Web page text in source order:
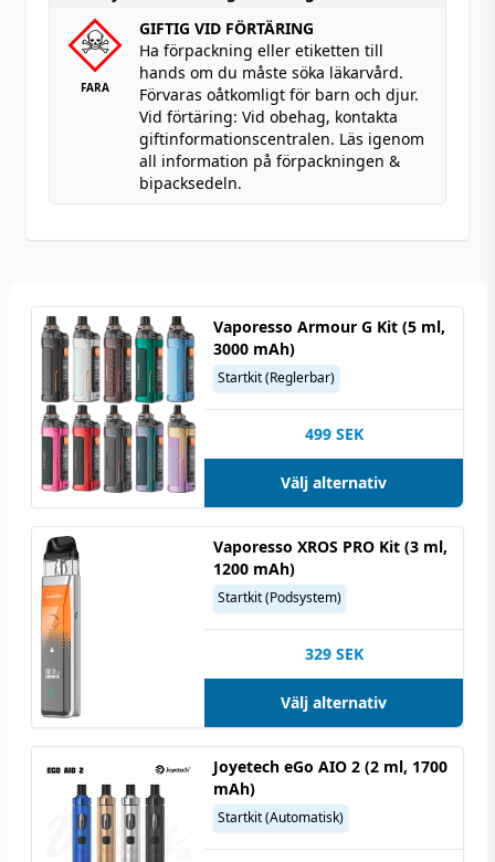
FARA
GIFTIG VID FÖRTÄRING
Ha förpackning eller etiketten till
hands om du måste söka läkarvård.
Förvaras oåtkomligt för barn och djur.
Vid förtäring: Vid obehag, kontakta
giftinformationscentralen. Läs igenom
all information på förpackningen &
bipacksedeln.
Vaporesso Armour G Kit (5 ml,
3000 mAh)
Startkit (Reglerbar)
499 SEK
Välj alternativ
Vaporesso XROS PRO Kit (3 ml,
1200 mAh)
Startkit (Podsystem)
329 SEK
Välj alternativ
Joyetech eGo AIO 2 (2 ml, 1700
mAh)
Startkit (Automatisk)